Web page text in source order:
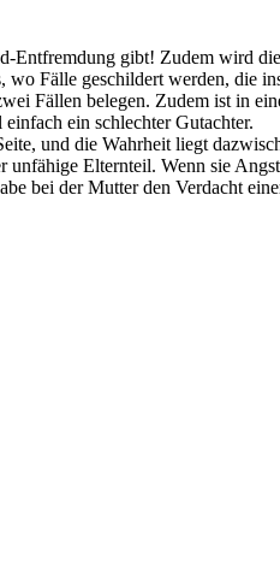
gibt! Zudem wird
Fälle geschildert werden, die
Fällen belegen. Zudem ist in
ein schlechter Gutachter.
und die Wahrheit liegt
Elternteil. Wenn sie
bei der Mutter den Verdacht